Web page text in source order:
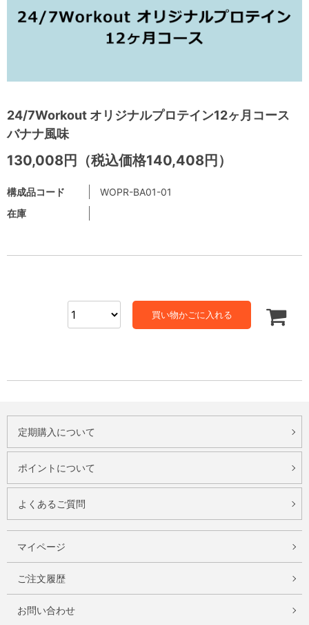
24/7Workout オリジナルプロテイン12ヶ月コース
バナナ風味
130,008円（税込価格140,408円）
構成品コード
WOPR-BA01-01
在庫
買い物かごに入れる
定期購入について
ポイントについて
よくあるご質問
マイページ
ご注文履歴
お問い合わせ